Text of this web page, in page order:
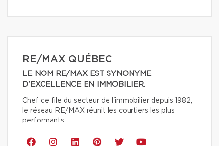
RE/MAX QUÉBEC
LE NOM RE/MAX EST SYNONYME
D'EXCELLENCE EN IMMOBILIER.
Chef de file du secteur de l'immobilier depuis 1982,
le réseau RE/MAX réunit les courtiers les plus
performants.